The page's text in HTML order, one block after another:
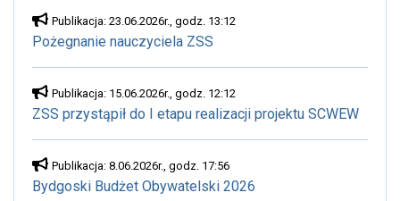
Publikacja: 23.06.2026r., godz. 13:12
Pożegnanie nauczyciela ZSS
Publikacja: 15.06.2026r., godz. 12:12
ZSS przystąpił do I etapu realizacji projektu SCWEW
Publikacja: 8.06.2026r., godz. 17:56
Bydgoski Budżet Obywatelski 2026